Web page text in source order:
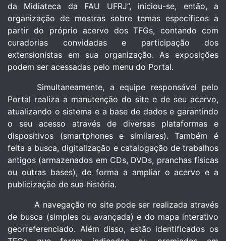
da Midiateca da FAU UFRJ”, iniciou-se, então, a
organização de mostras sobre temas específicos a
partir do próprio acervo dos TFGs, contando com
curadorias convidadas e participação dos
extensionistas em sua organização. As exposições
podem ser acessadas pelo menu do Portal.
Simultaneamente, a equipe responsável pelo
Portal realiza a manutenção do site e de seu acervo,
atualizando o sistema e a base de dados e garantindo
o seu acesso através de diversas plataformas e
dispositivos (smartphones e similares). Também é
feita a busca, digitalização e catalogação de trabalhos
antigos (armazenados em CDs, DVDs, pranchas físicas
ou outras bases), de forma a ampliar o acervo e a
publicização de sua história.
A navegação no site pode ser realizada através
de busca (simples ou avançada) e do mapa interativo
georreferenciado. Além disso, estão identificados os